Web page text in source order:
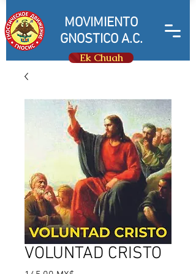
MOVIMIENTO
GNOSTICO A.C.
Ek Chuah
VOLUNTAD CRISTO